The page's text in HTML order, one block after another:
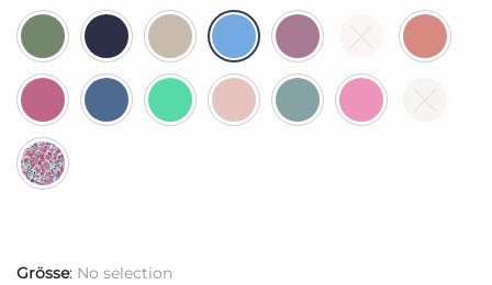
Grösse: No selection